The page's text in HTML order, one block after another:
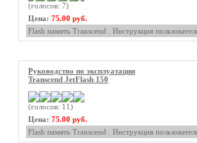
(голосов: 7)
Цена: 75.00 руб.
Flash память Transcend . Инструкция
Руководство по эксплуатации
Transcend JetFlash 150
(голосов: 11)
Цена: 75.00 руб.
Flash память Transcend . Инструкция